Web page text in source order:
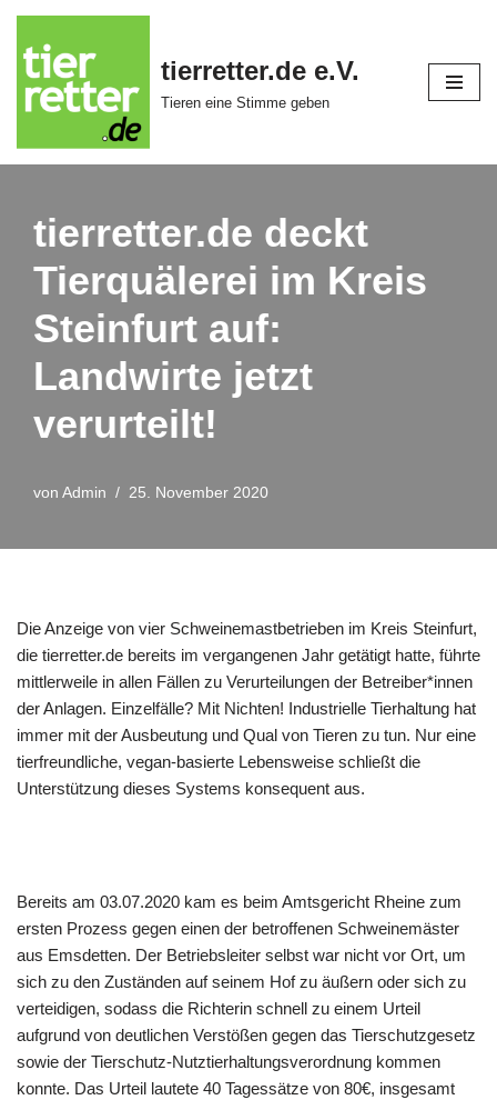
Zum
Inhalt
springen
tierretter.de e.V.
Tieren eine Stimme geben
tierretter.de deckt
Tierquälerei im Kreis
Steinfurt auf:
Landwirte jetzt
verurteilt!
von Admin 25. November 2020
Die Anzeige von vier Schweinemastbetrieben im Kreis Steinfurt,
die tierretter.de bereits im vergangenen Jahr getätigt hatte, führte
mittlerweile in allen Fällen zu Verurteilungen der Betreiber*innen
der Anlagen. Einzelfälle? Mit Nichten! Industrielle Tierhaltung hat
immer mit der Ausbeutung und Qual von Tieren zu tun. Nur eine
tierfreundliche, vegan-basierte Lebensweise schließt die
Unterstützung dieses Systems konsequent aus.
Bereits am 03.07.2020 kam es beim Amtsgericht Rheine zum
ersten Prozess gegen einen der betroffenen Schweinemäster
aus Emsdetten. Der Betriebsleiter selbst war nicht vor Ort, um
sich zu den Zuständen auf seinem Hof zu äußern oder sich zu
verteidigen, sodass die Richterin schnell zu einem Urteil
aufgrund von deutlichen Verstößen gegen das Tierschutzgesetz
sowie der Tierschutz-Nutztierhaltungsverordnung kommen
konnte. Das Urteil lautete 40 Tagessätze von 80€, insgesamt